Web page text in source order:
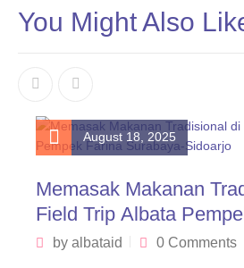
You Might Also
August 18, 2025
Memasak Makanan
Field Trip Albata
Surabaya-Sidoarjo
by albataid 0 Comments